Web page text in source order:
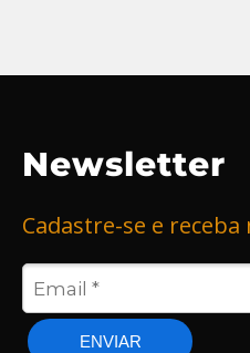
Newsletter
Cadastre-se e
ENVIAR